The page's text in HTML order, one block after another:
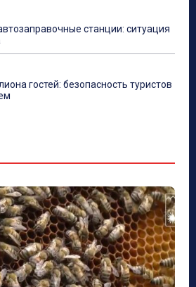
станции: ситуация
гостей: безопасность туристов